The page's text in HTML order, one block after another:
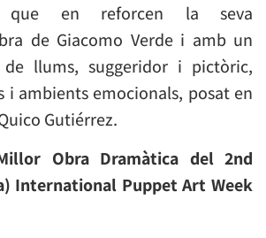
, que en reforcen la seva
de Giacomo Verde i amb un
de llums, suggeridor i pictòric,
i ambients emocionals, posat en
Gutiérrez.
Obra Dramàtica del 2nd
International Puppet Art Week